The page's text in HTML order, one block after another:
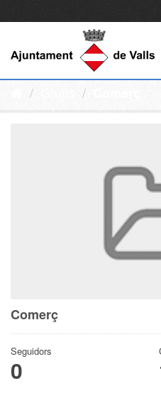
Comerç
Seguidors
0